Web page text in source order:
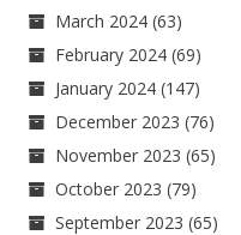
March 2024 (63)
February 2024 (69)
January 2024 (147)
December 2023 (76)
November 2023 (65)
October 2023 (79)
September 2023 (65)